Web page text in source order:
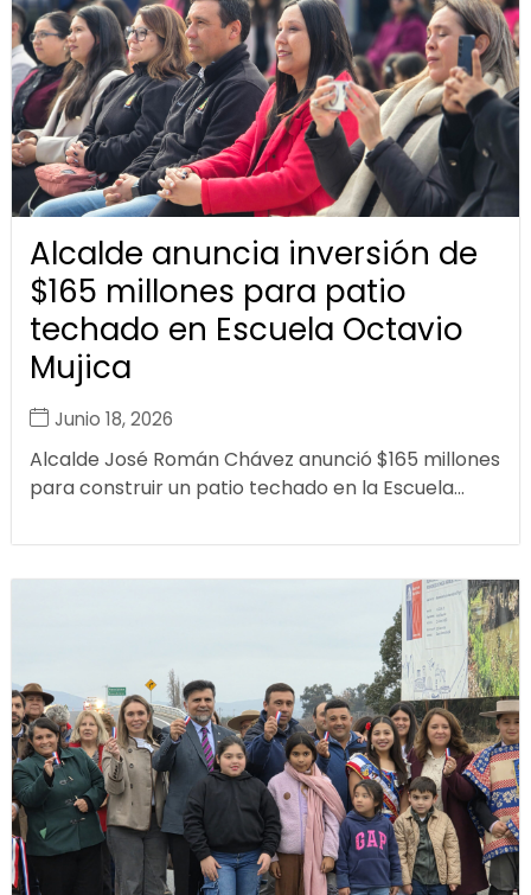
Alcalde anuncia inversión de
$165 millones para patio
techado en Escuela Octavio
Mujica
Junio 18, 2026
Alcalde José Román Chávez anunció $165 millones
para construir un patio techado en la Escuela...